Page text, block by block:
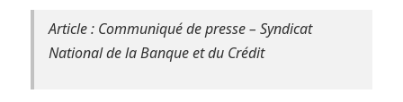
Article : Communiqué de presse – Syndicat
National de la Banque et du Crédit